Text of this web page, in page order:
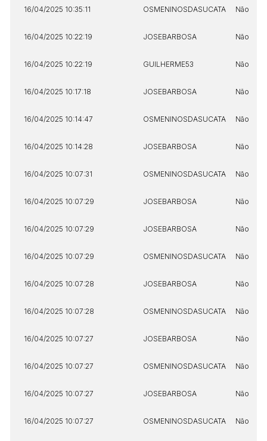
16/04/2025 10:35:11 OSMENINOSDASUCATA Não
16/04/2025 10:22:19 JOSEBARBOSA Não
16/04/2025 10:22:19 GUILHERME53 Não
16/04/2025 10:17:18 JOSEBARBOSA Não
16/04/2025 10:14:47 OSMENINOSDASUCATA Não
16/04/2025 10:14:28 JOSEBARBOSA Não
16/04/2025 10:07:31 OSMENINOSDASUCATA Não
16/04/2025 10:07:29 JOSEBARBOSA Não
16/04/2025 10:07:29 JOSEBARBOSA Não
16/04/2025 10:07:29 OSMENINOSDASUCATA Não
16/04/2025 10:07:28 JOSEBARBOSA Não
16/04/2025 10:07:28 OSMENINOSDASUCATA Não
16/04/2025 10:07:27 JOSEBARBOSA Não
16/04/2025 10:07:27 OSMENINOSDASUCATA Não
16/04/2025 10:07:27 JOSEBARBOSA Não
16/04/2025 10:07:27 OSMENINOSDASUCATA Não